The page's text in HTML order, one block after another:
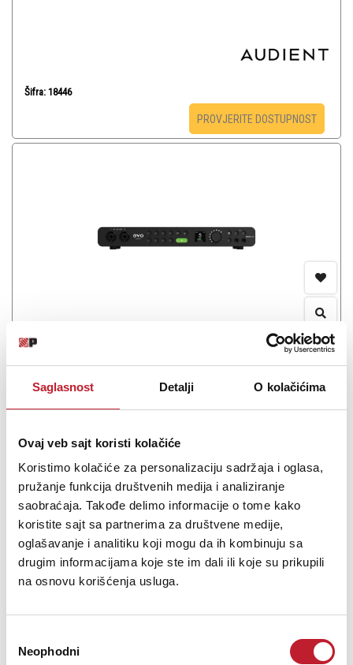
Saglasnost Detalji O kolačićima
Ovaj veb sajt koristi kolačiće
Koristimo kolačiće za personalizaciju sadržaja i oglasa,
pružanje funkcija društvenih medija i analiziranje
saobraćaja. Takođe delimo informacije o tome kako
koristite sajt sa partnerima za društvene medije,
oglašavanje i analitiku koji mogu da ih kombinuju sa
drugim informacijama koje ste im dali ili koje su prikupili
na osnovu korišćenja usluga.
сагласности
Neophodni
Šifra: 18446
PROVJERITE DOSTUPNOST
Audient EVO 16 - Zvucna kartica
977,00KM
24 In / 24 Out audio interfejs Osam nagrađivanih EVO pretpojačala
zvuči bolje. Ako tome dodate inteligentna mikrofonska
pretpojačala koja postavljaju sopstvene nivoe sa Smartg...
PROVJERITE DOSTUPNOST